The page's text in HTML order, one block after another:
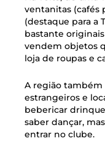
ventanitas (cafés
(destaque para a
bastante
vendem objetos
loja de roupas e
A região também
estrangeiros e
bebericar
saber dançar,
entrar no clube.